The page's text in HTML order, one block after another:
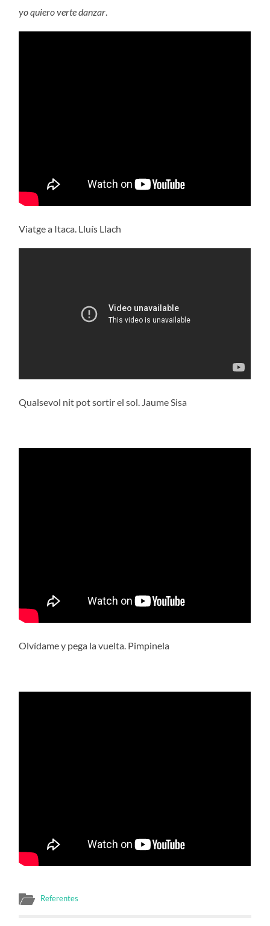
yoquiero verte danzar.
Viatge a Itaca. Lluís Llach
Qualsevol nit pot sortir el sol. Jaume Sisa
Olvídame y pega la vuelta. Pimpinela
Referentes